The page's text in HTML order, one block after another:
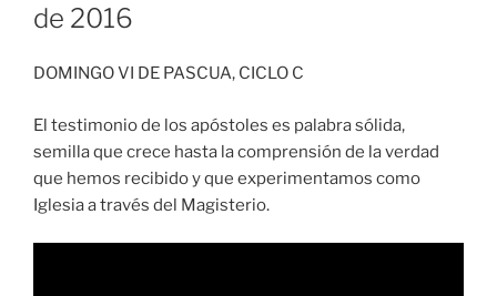
de 2016
DOMINGO VI DE PASCUA, CICLO C
El testimonio de los apóstoles es palabra sólida,
semilla que crece hasta la comprensión de la verdad
que hemos recibido y que experimentamos como
Iglesia a través del Magisterio.